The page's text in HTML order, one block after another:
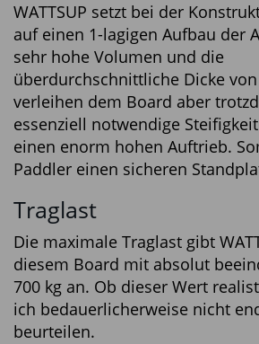
WATTSUP setzt bei der
auf einen 1-lagigen Aufbau der
sehr hohe Volumen und die
überdurchschnittliche Dicke
verleihen dem Board aber
essenziell notwendige
einen enorm hohen Auftrieb.
Paddler einen sicheren
Traglast
Die maximale Traglast gibt
diesem Board mit absolut
700 kg an. Ob dieser Wert
ich bedauerlicherweise nicht
beurteilen.